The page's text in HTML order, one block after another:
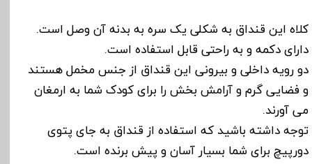
کلاه این قنداق به شکلی یک سره به بدنه آن وصل است.
دارای دکمه و به راحتی قابل استفاده است.
دو رویه داخلی و بیرونی این قنداق از جنس مخمل هستند
و فضایی گرم و آرامش بخش را برای کودک شما به ارمغان
می آورند.
توجه داشته باشید که استفاده از قنداق به جای پتوی
دورپیچ برای شما بسیار آسان و پیش برنده است.